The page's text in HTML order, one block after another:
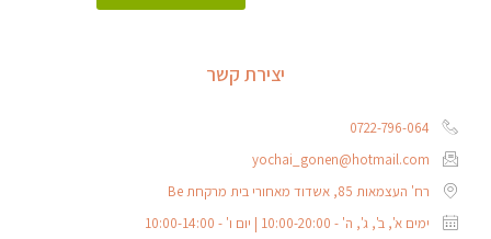
יצירת קשר
0722-796-064
yochai_gonen@hotmail.com
רח' העצמאות 85, אשדוד מאחורי בית מרקחת Be
ימים א', ב', ג', ה' - 10:00-20:00 | יום ו' - 10:00-14:00